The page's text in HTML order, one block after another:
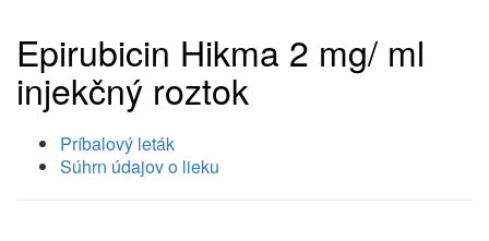
Epirubicin Hikma 2 mg/ ml
injekčný roztok
Príbalový leták
Súhrn údajov o lieku